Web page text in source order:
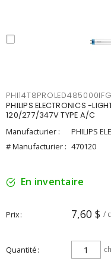
PHI14T8PROLED485000IFG
PHILIPS ELECTRONICS -
120/277/347V TYPE A/C
Manufacturier :
PHILIPS
# Manufacturier : 470120
En inventaire
Prix 7,60 $ /
Quantité ch